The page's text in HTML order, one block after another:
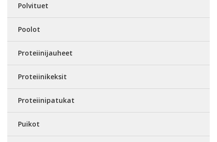
Polvituet
Poolot
Proteiinijauheet
Proteiinikeksit
Proteiinipatukat
Puikot